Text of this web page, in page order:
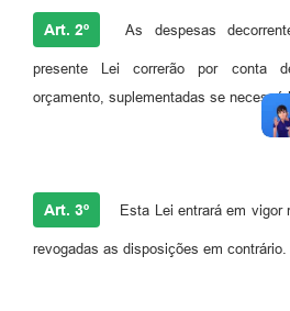
Art. 2º As despesas
presente Lei correrão por conta
orçamento, suplementadas se
Art. 3º Esta Lei entrará em vigor
revogadas as disposições em contrário.